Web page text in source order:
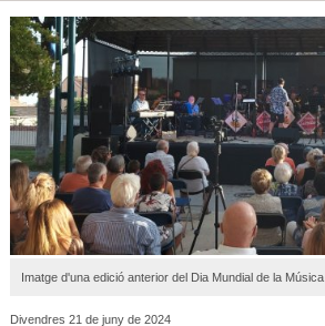
Imatge d'una edició anterior del Dia Mundial de la Música.
Divendres 21 de juny de 2024